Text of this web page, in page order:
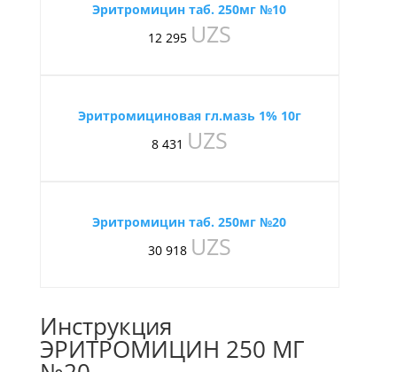
Эритромицин таб. 250мг №10
12 295 UZS
Эритромициновая гл.мазь 1% 10г
8 431 UZS
Эритромицин таб. 250мг №20
30 918 UZS
Инструкция
ЭРИТРОМИЦИН 250 МГ